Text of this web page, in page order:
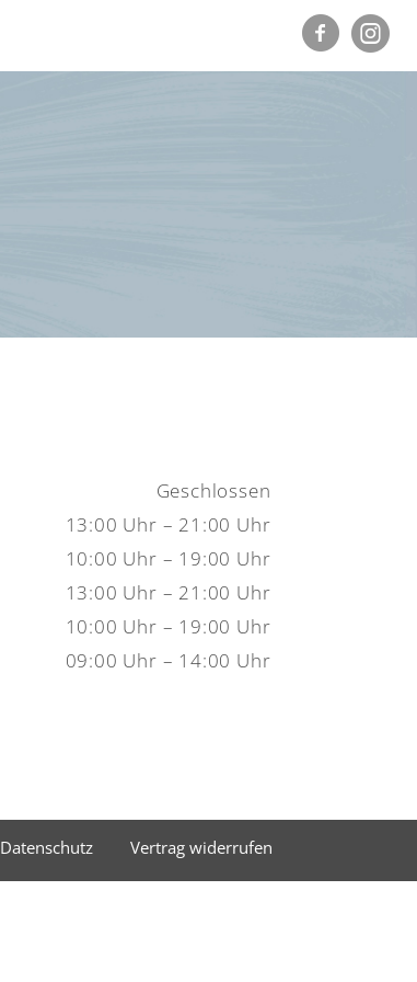
Geschlossen
13:00 Uhr – 21:00 Uhr
10:00 Uhr – 19:00 Uhr
13:00 Uhr – 21:00 Uhr
10:00 Uhr – 19:00 Uhr
09:00 Uhr – 14:00 Uhr
Datenschutz Vertrag widerrufen